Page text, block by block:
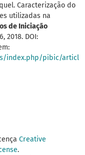
Caracterização do
utilizadas na
de Iniciação
2018. DOI:
index.php/pibic/articl
Creative
.